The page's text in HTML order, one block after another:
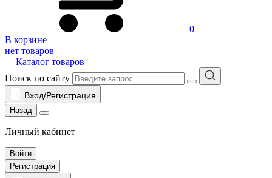
0
В корзине
нет товаров
Каталог товаров
Поиск по сайту
Вход/Регистрация
Назад
Личный кабинет
Войти
Регистрация